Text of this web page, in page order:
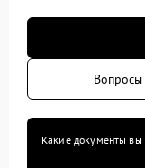
Какие документы вы